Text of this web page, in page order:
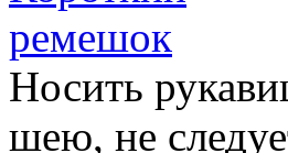
Носить
шею, не